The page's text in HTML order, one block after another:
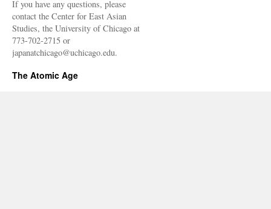
If you have any questions, please
contact the Center for East Asian
Studies, the University of Chicago at
773-702-2715 or
japanatchicago@uchicago.edu.
The Atomic Age